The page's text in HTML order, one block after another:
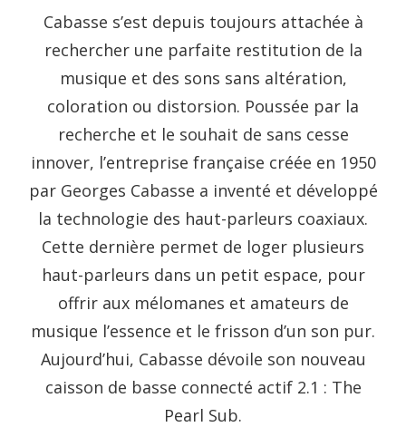
Cabasse s’est depuis toujours attachée à
rechercher une parfaite restitution de la
musique et des sons sans altération,
coloration ou distorsion. Poussée par la
recherche et le souhait de sans cesse
innover, l’entreprise française créée en 1950
par Georges Cabasse a inventé et développé
la technologie des haut-parleurs coaxiaux.
Cette dernière permet de loger plusieurs
haut-parleurs dans un petit espace, pour
offrir aux mélomanes et amateurs de
musique l’essence et le frisson d’un son pur.
Aujourd’hui, Cabasse dévoile son nouveau
caisson de basse connecté actif 2.1 : The
Pearl Sub.